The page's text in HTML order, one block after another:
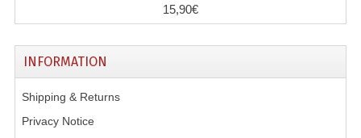
15,90€
INFORMATION
Shipping & Returns
Privacy Notice